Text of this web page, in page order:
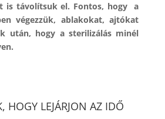
is távolítsuk el. Fontos, hogy a
végezzük, ablakokat, ajtókat
után, hogy a sterilizálás minél
HOGY LEJÁRJON AZ IDŐ